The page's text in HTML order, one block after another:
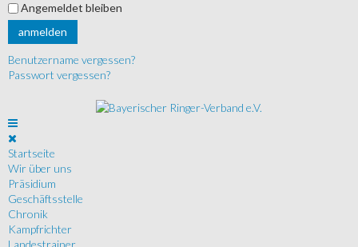
Angemeldet bleiben
anmelden
Benutzername vergessen?
Passwort vergessen?
Startseite
Wir über uns
Präsidium
Geschäftsstelle
Chronik
Kampfrichter
Landestrainer